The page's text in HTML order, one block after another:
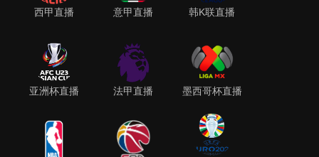
西甲直播 意甲直播 韩K联直播
亚洲杯直播 法甲直播 墨西哥杯直播